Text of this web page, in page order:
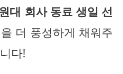
대 회사 동료 생일 선
더 풍성하게 채워주
다!